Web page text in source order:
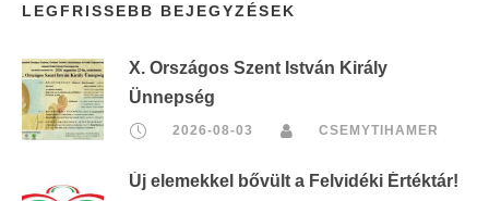
LEGFRISSEBB BEJEGYZÉSEK
X. Országos Szent István Király
Ünnepség
2026-08-03 CSEMYTIHAMER
Új elemekkel bővült a Felvidéki Értéktár!